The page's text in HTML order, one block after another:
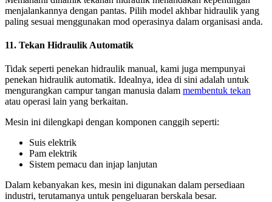
menjalankannya dengan pantas. Pilih model akhbar hidraulik yang
paling sesuai menggunakan mod operasinya dalam organisasi anda.
11. Tekan Hidraulik Automatik
Tidak seperti penekan hidraulik manual, kami juga mempunyai
penekan hidraulik automatik. Idealnya, idea di sini adalah untuk
mengurangkan campur tangan manusia dalam membentuk tekan
atau operasi lain yang berkaitan.
Mesin ini dilengkapi dengan komponen canggih seperti:
Suis elektrik
Pam elektrik
Sistem pemacu dan injap lanjutan
Dalam kebanyakan kes, mesin ini digunakan dalam persediaan
industri, terutamanya untuk pengeluaran berskala besar.